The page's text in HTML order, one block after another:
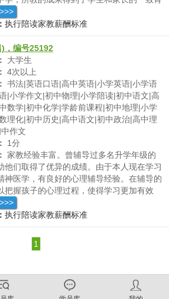
语简单易懂，将抽象难懂的知识点与生活实
，让孩子更为直接的了解。教学有耐心有责
执行陪读家教薪酬标准
，编号25192
大学生
4次以上
书法|英语口语|高中英语|小学英语|小学语
|小学作文|初中物理|小学陪读|初中语文|高
数学|初中化学|学龄前课程|初中地理|小学
理化|初中历史|高中语文|初中政治|高中理
作文
1分
家教经验丰富。曾辅导过多名升学年级的
他们取得了优异的成绩。由于本人现在学习
神医学，有良好的心理辅导经验。在辅导的
把握孩子的心理过程，使得学习更加有效
执行陪读家教薪酬标准
1